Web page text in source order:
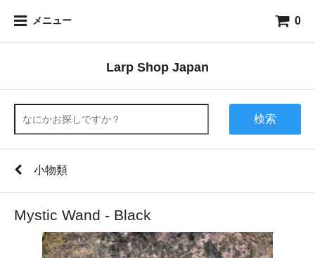
メニュー 0
Larp Shop Japan
検索
小物類
Mystic Wand - Black